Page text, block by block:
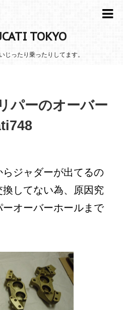
TOKYO
ったり乗ったりしてます。
パーのオーバー
ジャダーが出てるの
してない為、原因究
オーバーホールまで